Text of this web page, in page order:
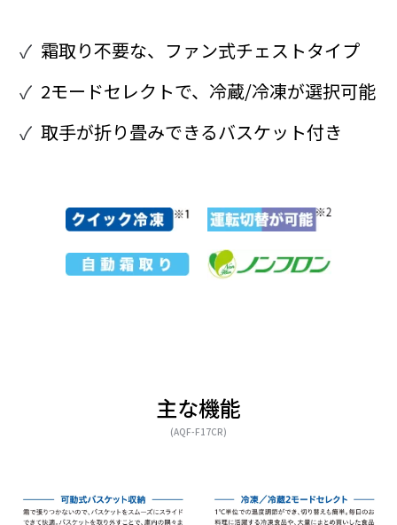
霜取り不要な、ファン式チェストタイプ
2モードセレクトで、冷蔵/冷凍が選択可能
取手が折り畳みできるバスケット付き
主な機能
(AQF-F17CR)